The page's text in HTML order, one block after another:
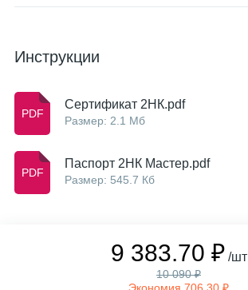
Инструкции
Сертификат 2НК.pdf
Размер: 2.1 Мб
Паспорт 2НК Мастер.pdf
Размер: 545.7 Кб
9 383.70 ₽ /шт
10 090 ₽